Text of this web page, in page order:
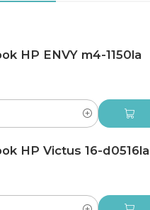
HP ENVY m4-1150la
HP Victus 16-d0516la